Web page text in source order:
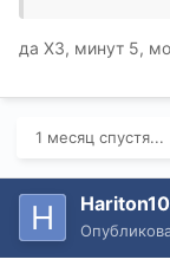
да ХЗ, минут 5,
1 месяц спустя...